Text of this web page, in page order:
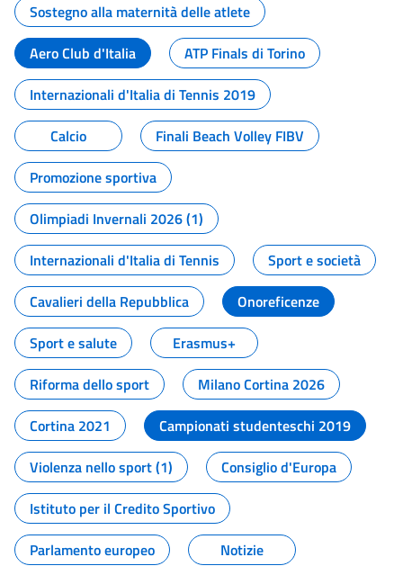
Sostegno alla maternità delle atlete
Aero Club d'Italia
ATP Finals di Torino
Internazionali d'Italia di Tennis 2019
Calcio
Finali Beach Volley FIBV
Promozione sportiva
Olimpiadi Invernali 2026 (1)
Internazionali d'Italia di Tennis
Sport e società
Cavalieri della Repubblica
Onoreficenze
Sport e salute
Erasmus+
Riforma dello sport
Milano Cortina 2026
Cortina 2021
Campionati studenteschi 2019
Violenza nello sport (1)
Consiglio d'Europa
Istituto per il Credito Sportivo
Parlamento europeo
Notizie